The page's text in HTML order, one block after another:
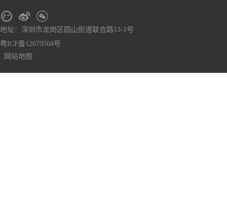
地址：深圳市龙岗区园山街道联合路13-1号
粤ICP备12079504号
网站地图